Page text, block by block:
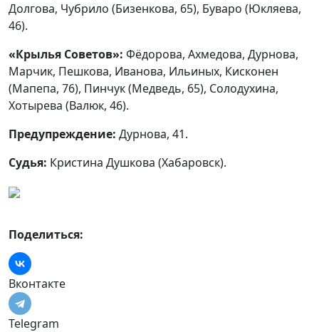
Долгова, Чубрило (Бизенкова, 65), Буваро (Юкляева,
46).
«Крылья Советов»: Фёдорова, Ахмедова, Дурнова,
Марчик, Пешкова, Иванова, Ильиных, Кисконен
(Мапепа, 76), Пинчук (Медведь, 65), Солодухина,
Хотырева (Валюк, 46).
Предупреждение: Дурнова, 41.
Судья: Кристина Душкова (Хабаровск).
Поделиться:
Вконтакте
Telegram